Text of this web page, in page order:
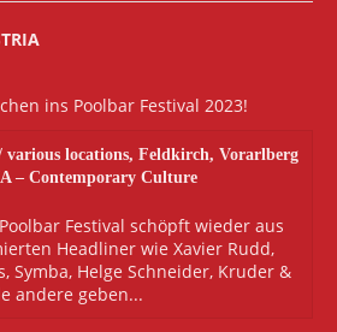
ins Poolbar Festival 2023!
various locations, Feldkirch, Vorarlberg
– Contemporary Culture
Festival schöpft wieder aus
Headliner wie Xavier Rudd,
Symba, Helge Schneider, Kruder &
andere geben...